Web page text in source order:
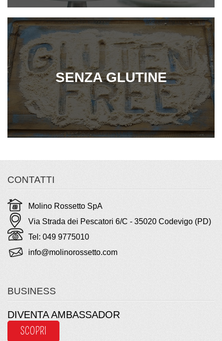
SENZA GLUTINE
CONTATTI
Molino Rossetto SpA
Via Strada dei Pescatori 6/C - 35020 Codevigo (PD)
Tel: 049 9775010
info@molinorossetto.com
BUSINESS
DIVENTA AMBASSADOR
SCOPRI